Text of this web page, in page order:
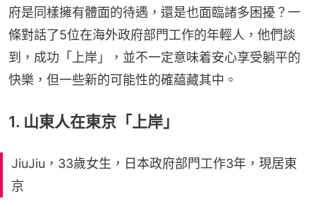
府是同樣擁有體面的待遇，還是也面臨諸多困擾？一
條對話了5位在海外政府部門工作的年輕人，他們談
到，成功「上岸」，並不一定意味着安心享受躺平的
快樂，但一些新的可能性的確藴藏其中。
1. 山東人在東京「上岸」
JiuJiu，33歲女生，日本政府部門工作3年，現居東
京